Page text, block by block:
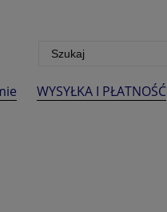
WYSYŁKA I PŁATNOŚĆ